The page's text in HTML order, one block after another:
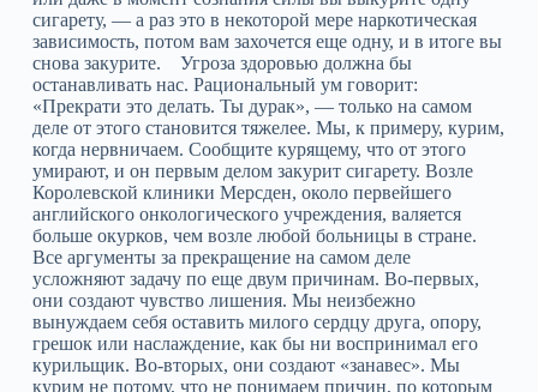
сигарету, — а раз это в некоторой мере наркотическая
зависимость, потом вам захочется еще одну, и в итоге вы
снова закурите. Угроза здоровью должна бы
останавливать нас. Рациональный ум говорит:
«Прекрати это делать. Ты дурак», — только на самом
деле от этого становится тяжелее. Мы, к примеру, курим,
когда нервничаем. Сообщите курящему, что от этого
умирают, и он первым делом закурит сигарету. Возле
Королевской клиники Мерсден, около первейшего
английского онкологического учреждения, валяется
больше окурков, чем возле любой больницы в стране.
Все аргументы за прекращение на самом деле
усложняют задачу по еще двум причинам. Во-первых,
они создают чувство лишения. Мы неизбежно
вынуждаем себя оставить милого сердцу друга, опору,
грешок или наслаждение, как бы ни воспринимал его
курильщик. Во-вторых, они создают «занавес». Мы
курим не потому, что не понимаем причин, по которым